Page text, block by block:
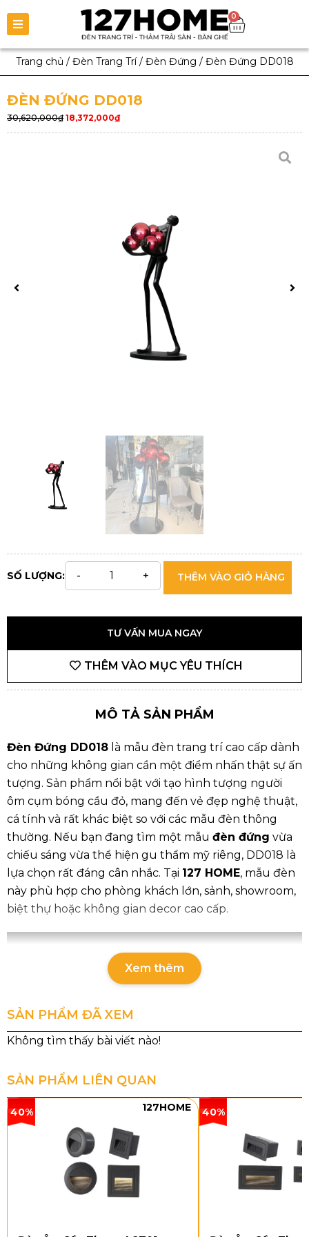
0
Trang chủ / Đèn Trang Trí/ Đèn Đứng / Đèn Đứng DD018
ĐÈN ĐỨNG DD018
30,620,000₫ 18,372,000₫
SỐ LƯỢNG: THÊM VÀO GIỎ HÀNG
TƯ VẤN MUA NGAY
THÊM VÀO MỤC YÊU THÍCH
MÔ TẢ SẢN PHẨM
Đèn Đứng DD018 là mẫu đèn trang trí cao cấp dành
cho những không gian cần một điểm nhấn thật sự ấn
tượng. Sản phẩm nổi bật với tạo hình tượng người
ôm cụm bóng cầu đỏ, mang đến vẻ đẹp nghệ thuật,
cá tính và rất khác biệt so với các mẫu đèn thông
thường. Nếu bạn đang tìm một mẫu đèn đứng vừa
chiếu sáng vừa thể hiện gu thẩm mỹ riêng, DD018 là
lựa chọn rất đáng cân nhắc. Tại 127 HOME, mẫu đèn
này phù hợp cho phòng khách lớn, sảnh, showroom,
biệt thự hoặc không gian decor cao cấp.
Thông số chi tiết của sản phẩm
Mã sản phẩm: DD018
Loại bóng: E27 x 6
Kích thước: H1800
Xem thêm
SẢN PHẨM ĐÃ XEM
SẢN PHẨM LIÊN QUAN
40% 127HOME 40%